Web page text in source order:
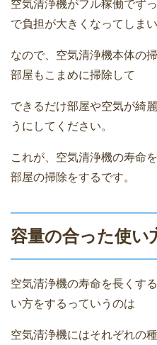
空気清浄機がフル稼働でず
で負担が大きくなってしまい
なので、空気清浄機本体の
部屋もこまめに掃除して
できるだけ部屋や空気が綺
うにしてください。
これが、空気清浄機の寿命
部屋の掃除をするです。
容量の合った使い
空気清浄機の寿命を長くす
い方をするっていうのは
空気清浄機にはそれぞれの